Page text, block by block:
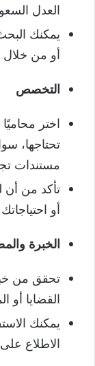
العدل
يمكنك
أو من خلال
التخصص
اختر
تحتاجها،
مستندات
تأكد من أن
أو احتياجاتك
الخبرة
تحقق من
القضايا أو
يمكنك
الاطلاع